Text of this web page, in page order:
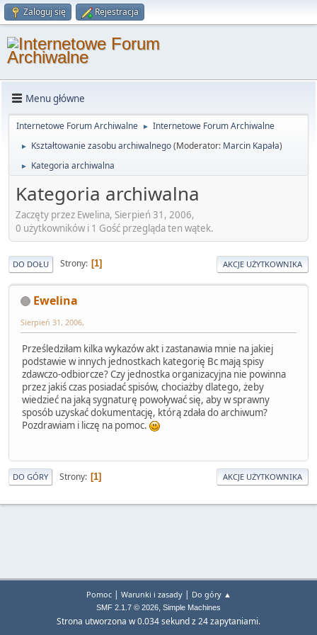
Zaloguj się Rejestracja
Menu główne
Internetowe Forum Archiwalne ► Internetowe Forum Archiwalne
► Kształtowanie zasobu archiwalnego(Moderator: Marcin Kapała)
► Kategoria archiwalna
Kategoria archiwalna
Zaczęty przez Ewelina, Sierpień 31, 2006,
0 użytkowników i 1 Gość przegląda ten wątek.
DO DOŁU Strony 1 AKCJE UŻYTKOWNIKA
Ewelina
Sierpień 31, 2006,
Prześledziłam kilka wykazów akt i zastanawia mnie na jakiej
podstawie w innych jednostkach kategorię Bc mają spisy
zdawczo-odbiorcze? Czy jednostka organizacyjna nie powinna
przez jakiś czas posiadać spisów, chociażby dlatego, żeby
wiedzieć na jaką sygnaturę powoływać się, aby w sprawny
sposób uzyskać dokumentację, którą zdała do archiwum?
Pozdrawiam i liczę na pomoc.
DO GÓRY Strony 1 AKCJE UŻYTKOWNIKA
Pomoc| Warunki i zasady| Do góry ▲
SMF 2.1.7 © 2026, Simple Machines
Strona utworzona w 0.034 sekund z 24 zapytaniami.